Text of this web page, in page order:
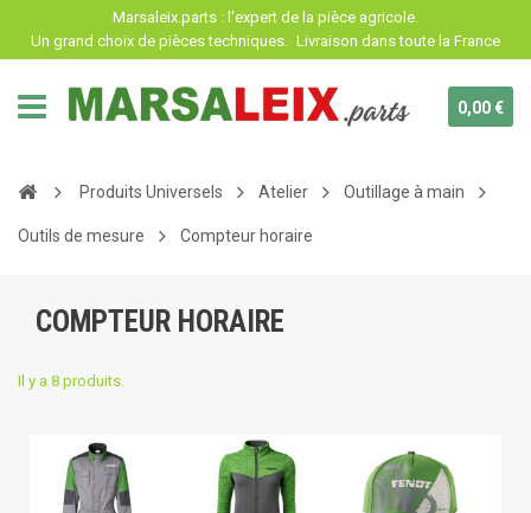
Marsaleix.parts : l'expert de la pièce agricole.
Un grand choix de pièces techniques. Livraison dans toute la France
0,00 €
Produits Universels Atelier Outillage à main
Outils de mesure Compteur horaire
COMPTEUR HORAIRE
Il y a 8 produits.
Panneau de gestion des cookies